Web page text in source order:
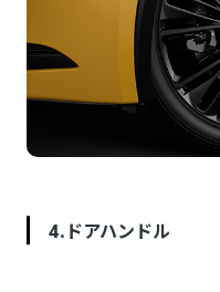
4.ドアハンドル